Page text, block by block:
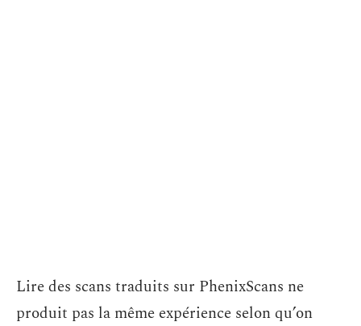
Lire des scans traduits sur PhenixScans ne
produit pas la même expérience selon qu’on